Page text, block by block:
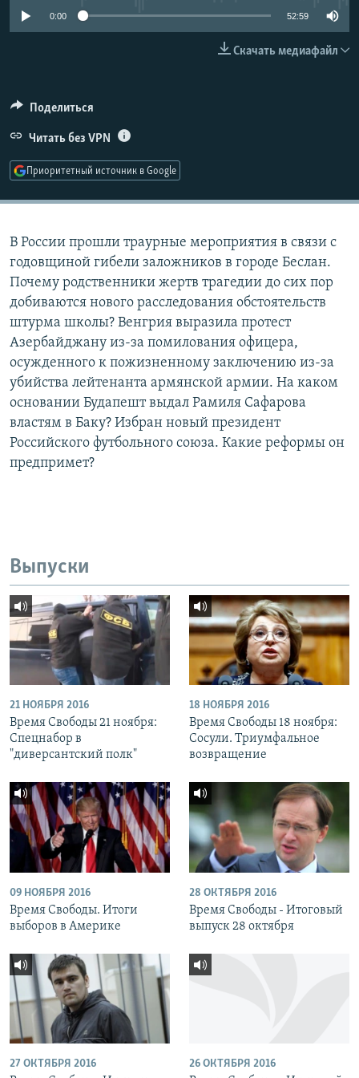
РАСПИСАНИЕ ВЕЩАНИЯ
0:00 52:59
Скачать медиафайл
Поделиться
Читать без VPN
Приоритетный источник в Google
В России прошли траурные мероприятия в связи с
годовщиной гибели заложников в городе Беслан.
Почему родственники жертв трагедии до сих пор
добиваются нового расследования обстоятельств
штурма школы? Венгрия выразила протест
Азербайджану из-за помилования офицера,
осужденного к пожизненному заключению из-за
убийства лейтенанта армянской армии. На каком
основании Будапешт выдал Рамиля Сафарова
властям в Баку? Избран новый президент
Российского футбольного союза. Какие реформы он
предпримет?
Выпуски
21 НОЯБРЯ 2016
Время Свободы 21 ноября:
Спецнабор в
"диверсантский полк"
18 НОЯБРЯ 2016
Время Свободы 18 ноября:
Сосули. Триумфальное
возвращение
09 НОЯБРЯ 2016
Время Свободы. Итоги
выборов в Америке
28 ОКТЯБРЯ 2016
Время Свободы - Итоговый
выпуск 28 октября
27 ОКТЯБРЯ 2016 26 ОКТЯБРЯ 2016